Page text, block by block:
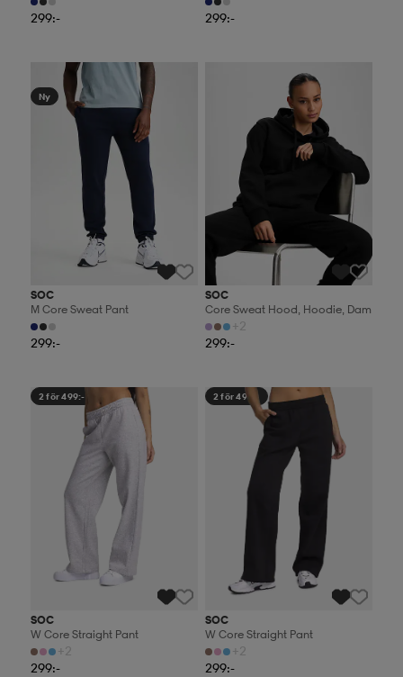
299:- 299:-
2 för 499:-
Ny
SOC
M Core Sweat Pant
299:-
SOC
Core Sweat Hood, Hoodie, Dam
+2
299:-
2 för 499:-
SOC
W Core Straight Pant
+2
299:-
2 för 499:-
SOC
W Core Straight Pant
+2
299:-